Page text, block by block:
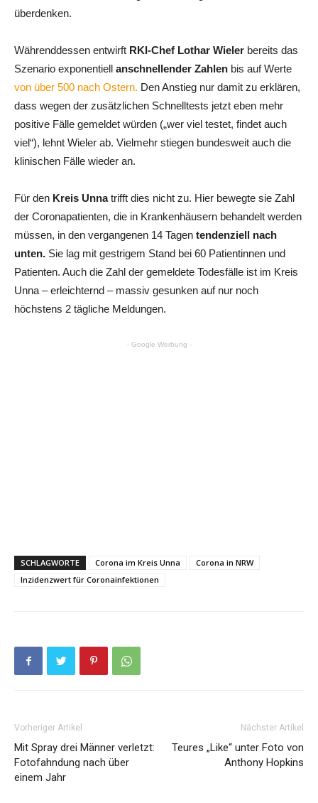
überdenken.
Währenddessen entwirft RKI-Chef Lothar Wieler bereits das
Szenario exponentiell anschnellender Zahlen bis auf Werte
von über 500 nach Ostern. Den Anstieg nur damit zu erklären,
dass wegen der zusätzlichen Schnelltests jetzt eben mehr
positive Fälle gemeldet würden („wer viel testet, findet auch
viel“), lehnt Wieler ab. Vielmehr stiegen bundesweit auch die
klinischen Fälle wieder an.
Für den Kreis Unnatrifft dies nicht zu. Hier bewegte sie Zahl
der Coronapatienten, die in Krankenhäusern behandelt werden
müssen, in den vergangenen 14 Tagen tendenziell nach
unten. Sie lag mit gestrigem Stand bei 60 Patientinnen und
Patienten. Auch die Zahl der gemeldete Todesfälle ist im Kreis
Unna – erleichternd – massiv gesunken auf nur noch
höchstens 2 tägliche Meldungen.
- Google Werbung -
SCHLAGWORTE Corona im Kreis Unna
Corona in NRW
Inzidenzwert für Coronainfektionen
Vorheriger Artikel
Mit Spray drei Männer verletzt:
Fotofahndung nach über
einem Jahr
Nächster Artikel
Teures „Like“ unter Foto von
Anthony Hopkins